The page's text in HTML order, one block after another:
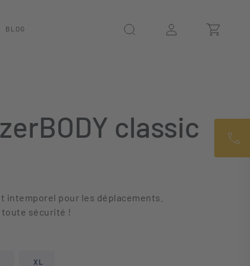
BLOG
classic
intemporel pour les déplacements.
toute sécurité !
XL